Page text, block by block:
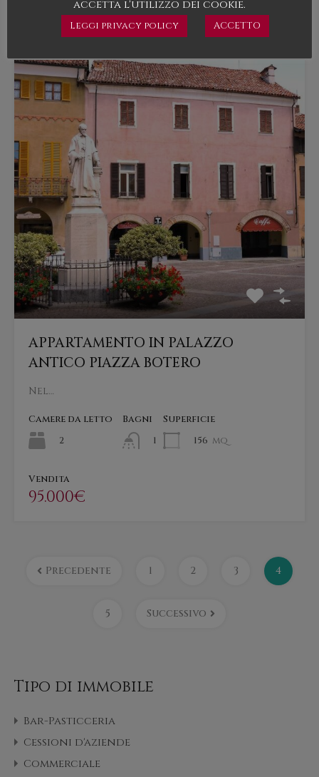
110.000€
APPARTAMENTO IN PALAZZO
ANTICO PIAZZA BOTERO
Nel…
Camere da letto
2
Bagni
1
Superficie
156 mq
Vendita
95.000€
Precedente 1 2 3 4
5 Successivo
Tipo di immobile
Bar-Pasticceria
Cessioni d'aziende
Commerciale
accetta l'utilizzo dei cookie.
Leggi privacy policy ACCETTO